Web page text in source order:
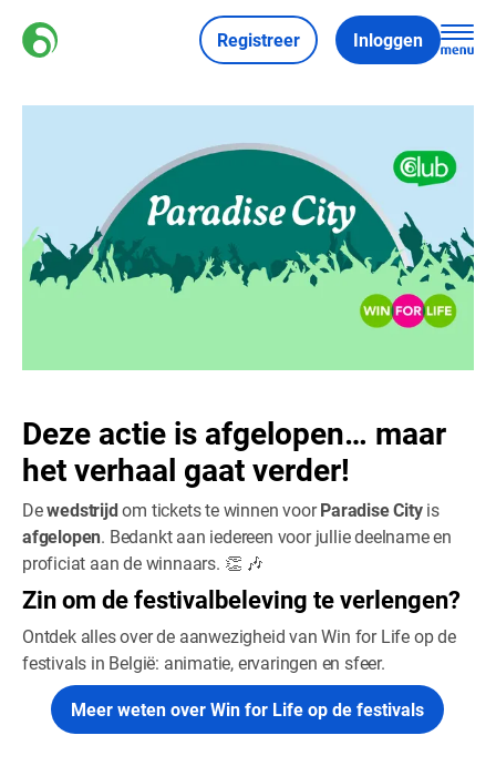
Registreer Inloggen
Deze actie is afgelopen… maar
het verhaal gaat verder!
Dewedstrijdom tickets te winnen voorParadise Cityis
afgelopen. Bedankt aan iedereen voor jullie deelname en
proficiat aan de winnaars. 👏 🎶
Zin om de festivalbeleving te verlengen?
Ontdek alles over de aanwezigheid van Win for Life op de
festivals in België: animatie, ervaringen en sfeer.
Meer weten over Win for Life op de festivals